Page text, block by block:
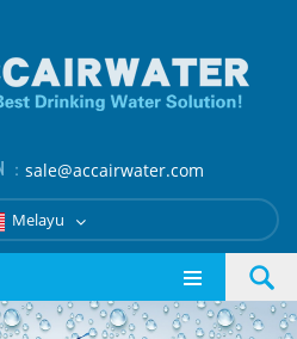
： sale@accairwater.com
Melayu